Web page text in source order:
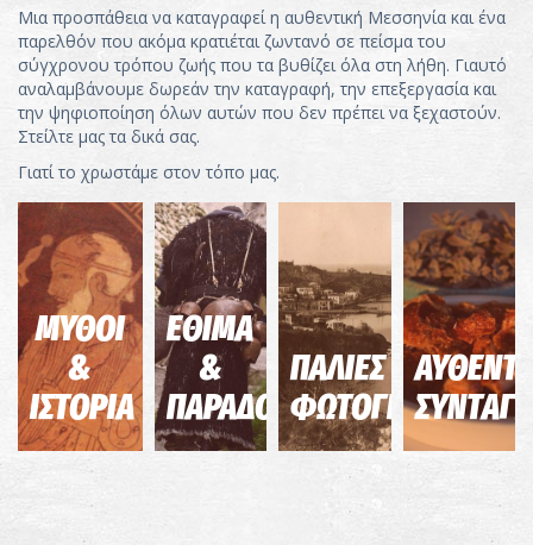
Μια προσπάθεια να καταγραφεί η αυθεντική Μεσσηνία και ένα
παρελθόν που ακόμα κρατιέται ζωντανό σε πείσμα του
σύγχρονου τρόπου ζωής που τα βυθίζει όλα στη λήθη. Γιαυτό
αναλαμβάνουμε δωρεάν την καταγραφή, την επεξεργασία και
την ψηφιοποίηση όλων αυτών που δεν πρέπει να ξεχαστούν.
Στείλτε μας τα δικά σας.
Γιατί το χρωστάμε στον τόπο μας.
ΜΥΘΟΙ
&
ΙΣΤΟΡΙΑ
ΕΘΙΜΑ
&
ΠΑΡΑΔΟΣΕΙΣ
ΠΑΛΙΕΣ
ΦΩΤΟΓΡΑΦΙΕΣ